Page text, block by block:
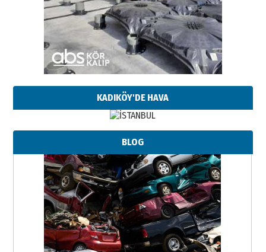
KADIKÖY'DE HAVA
BLOG